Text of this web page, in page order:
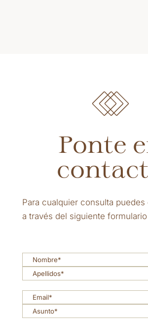
Ponte
Para cualquier consulta
a través del siguiente